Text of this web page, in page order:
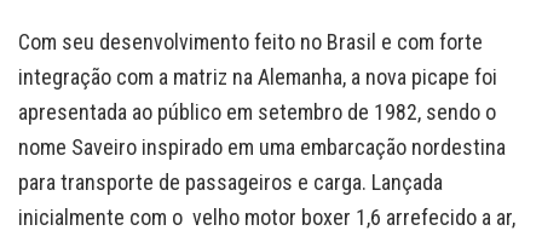
Com seu desenvolvimento feito no Brasil e com forte
integração com a matriz na Alemanha, a nova picape foi
apresentada ao público em setembro de 1982, sendo o
nome Saveiro inspirado em uma embarcação nordestina
para transporte de passageiros e carga. Lançada
inicialmente com o velho motor boxer 1,6 arrefecido a ar,